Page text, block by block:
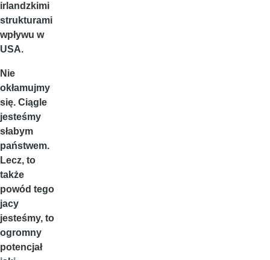
irlandzkimi
strukturami
wpływu w
USA.
Nie
okłamujmy
się. Ciągle
jesteśmy
słabym
państwem.
Lecz, to
także
powód tego
jacy
jesteśmy, to
ogromny
potencjał